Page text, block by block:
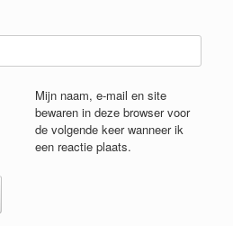
Mijn naam, e-mail en site
bewaren in deze browser voor
de volgende keer wanneer ik
een reactie plaats.